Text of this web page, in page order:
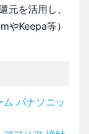
元を活用し、
やKeepa等）
パナソニッ